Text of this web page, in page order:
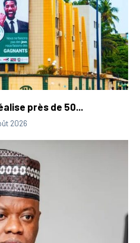
près de 50...
2026